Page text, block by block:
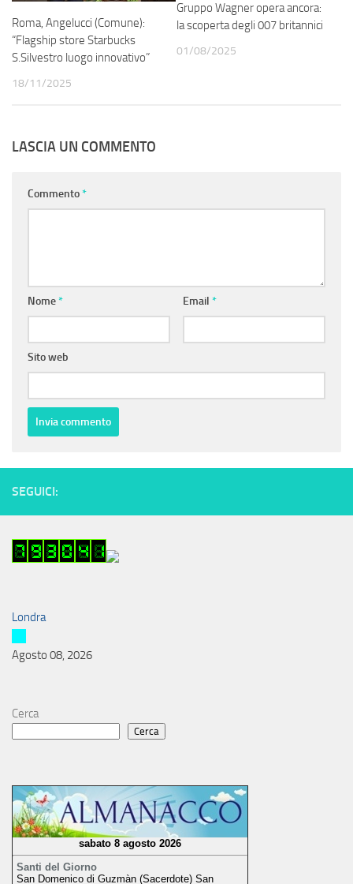
Roma, Angelucci (Comune):
“Flagship store Starbucks
S.Silvestro luogo innovativo”
18/11/2025
Gruppo Wagner opera ancora:
la scoperta degli 007 britannici
01/08/2025
LASCIA UN COMMENTO
Commento*
Nome* Email *
Sito web
SEGUICI:
Londra
Agosto 08, 2026
Cerca
Cerca